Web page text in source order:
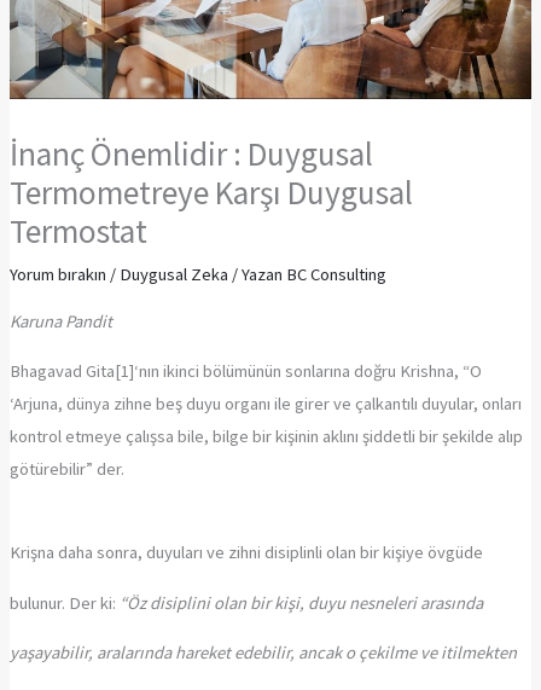
İnanç Önemlidir : Duygusal
Termometreye Karşı Duygusal
Termostat
Yorum bırakın / Duygusal Zeka / Yazan BC Consulting
Karuna Pandit
Bhagavad Gita[1]‘nın ikinci bölümünün sonlarına doğru Krishna, “O
‘Arjuna, dünya zihne beş duyu organı ile girer ve çalkantılı duyular, onları
kontrol etmeye çalışsa bile, bilge bir kişinin aklını şiddetli bir şekilde alıp
götürebilir” der.
Krişna daha sonra, duyuları ve zihni disiplinli olan bir kişiye övgüde
bulunur. Der ki: “Öz disiplini olan bir kişi, duyu nesneleri arasında
yaşayabilir, aralarında hareket edebilir, ancak o çekilme ve itilmekten